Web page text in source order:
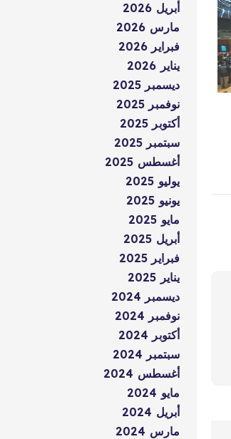
أبريل 2026
مارس 2026
فبراير 2026
يناير 2026
ديسمبر 2025
نوفمبر 2025
أكتوبر 2025
سبتمبر 2025
أغسطس 2025
يوليو 2025
يونيو 2025
مايو 2025
أبريل 2025
فبراير 2025
يناير 2025
ديسمبر 2024
نوفمبر 2024
أكتوبر 2024
سبتمبر 2024
أغسطس 2024
مايو 2024
أبريل 2024
مارس 2024